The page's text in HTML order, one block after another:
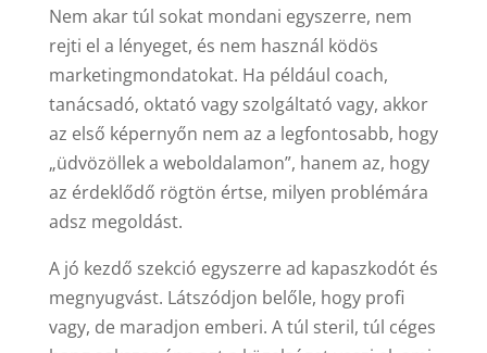
Nem akar túl sokat mondani egyszerre, nem
rejti el a lényeget, és nem használ ködös
marketingmondatokat. Ha például coach,
tanácsadó, oktató vagy szolgáltató vagy, akkor
az első képernyőn nem az a legfontosabb, hogy
„üdvözöllek a weboldalamon”, hanem az, hogy
az érdeklődő rögtön értse, milyen problémára
adsz megoldást.
A jó kezdő szekció egyszerre ad kapaszkodót és
megnyugvást. Látszódjon belőle, hogy profi
vagy, de maradjon emberi. A túl steril, túl céges